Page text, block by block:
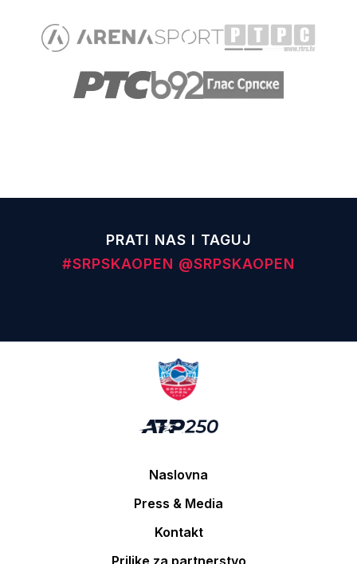
PRATI NAS I TAGUJ
#SRPSKAOPEN @SRPSKAOPEN
Naslovna
Press & Media
Kontakt